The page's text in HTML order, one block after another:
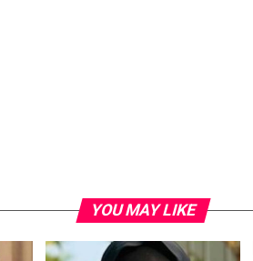
YOU MAY LIKE